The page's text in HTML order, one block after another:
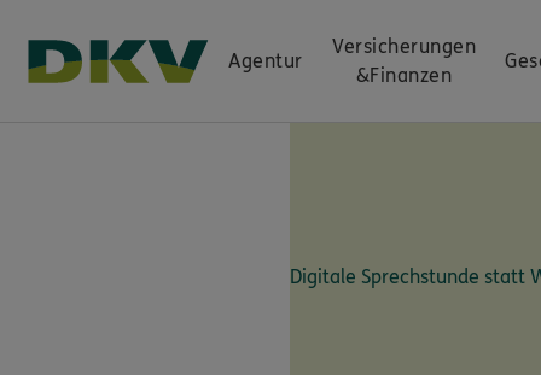
Agentur
Versicherungen
&Finanzen
Digitale Sprechstunde statt